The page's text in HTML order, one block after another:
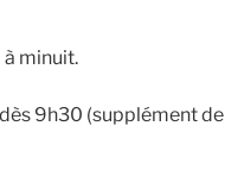
minuit.
9h30 (supplément de